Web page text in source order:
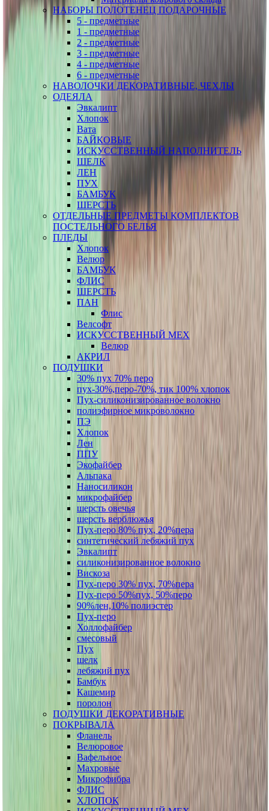
НАБОРЫ ПОЛОТЕНЕЦ ПОДАРОЧНЫЕ
5 - предметные
1 - предметные
2 - предметные
3 - предметные
4 - предметные
6 - предметные
НАВОЛОЧКИ ДЕКОРАТИВНЫЕ, ЧЕХЛЫ
ОДЕЯЛА
Эвкалипт
Хлопок
Вата
БАЙКОВЫЕ
ИСКУССТВЕННЫЙ НАПОЛНИТЕЛЬ
ШЕЛК
ЛЕН
ПУХ
БАМБУК
ШЕРСТЬ
ОТДЕЛЬНЫЕ ПРЕДМЕТЫ КОМПЛЕКТОВ
ПОСТЕЛЬНОГО БЕЛЬЯ
ПЛЕДЫ
Хлопок
Велюр
БАМБУК
ФЛИС
ШЕРСТЬ
ПАН
Флис
Велсофт
ИСКУССТВЕННЫЙ МЕХ
Велюр
АКРИЛ
ПОДУШКИ
30% пух 70% перо
пух-30%,перо-70%, тик 100% хлопок
Пух-силиконизированное волокно
полиэфирное микроволокно
ПЭ
Хлопок
Лен
ППУ
Экофайбер
Альпака
Наносиликон
микрофайбер
шерсть овечья
шерсть верблюжья
Пух-перо 80% пух, 20%пера
синтетический лебяжий пух
Эвкалипт
силиконизированное волокно
Вискоза
Пух-перо 30% пух, 70%пера
Пух-перо 50%пух, 50%перо
90%лен,10% полиэстер
Пух-перо
Холлофайбер
смесовый
Пух
шелк
лебяжий пух
Бамбук
Кашемир
поролон
ПОДУШКИ ДЕКОРАТИВНЫЕ
ПОКРЫВАЛА
Фланель
Велюровое
Вафельное
Махровые
Микрофибра
ФЛИС
ХЛОПОК